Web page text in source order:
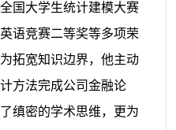
国大学生统计建模大赛
语竞赛二等奖等多项荣
拓宽知识边界，他主动
方法完成公司金融论
缜密的学术思维，更为